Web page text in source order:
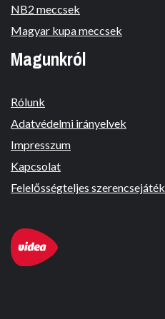
NB2 meccsek
Magyar kupa meccsek
Magunkról
Rólunk
Adatvédelmi irányelvek
Impresszum
Kapcsolat
Felelősségteljes szerencsejáték